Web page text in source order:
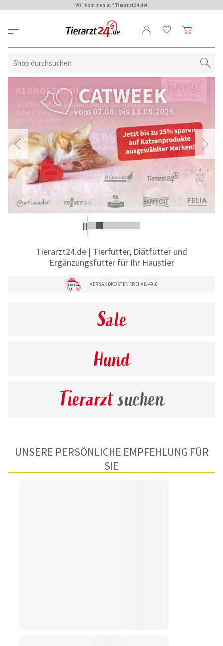
Willkommen auf Tierarzt24.de!
Tierarzt24.de | Tierfutter, Diätfutter und
Ergänzungsfutter für Ihr Haustier
VERSANDKOSTENFREI AB 49 €
Sale
Hund
Tierarztsuchen
UNSERE PERSÖNLICHE EMPFEHLUNG FÜR
SIE